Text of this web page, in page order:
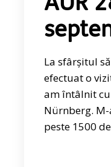
La sfârșitul
efectuat o
am întâlnit
Nürnberg.
peste 1500